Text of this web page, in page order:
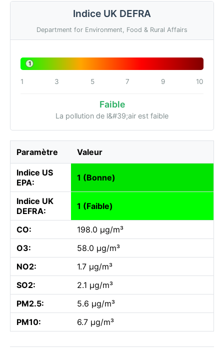
Indice UK DEFRA
Department for Environment, Food & Rural Affairs
1
1 3 5 7 9 10
Faible
La pollution de l&#39;air est faible
Paramètre Valeur
Indice US
EPA:
1 (Bonne)
Indice UK
DEFRA:
1 (Faible)
CO:
198.0 µg/m³
O3:
58.0 µg/m³
NO2:
1.7 µg/m³
SO2:
2.1 µg/m³
PM2.5:
5.6 µg/m³
PM10:
6.7 µg/m³